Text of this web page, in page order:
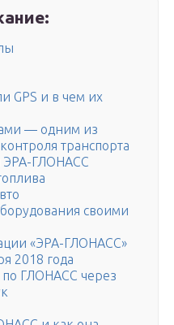
GPS и в чем их
— одним из
транспорта
ЭРА-ГЛОНАСС
своими
«ЭРА-ГЛОНАСС»
2018 года
по ГЛОНАСС через